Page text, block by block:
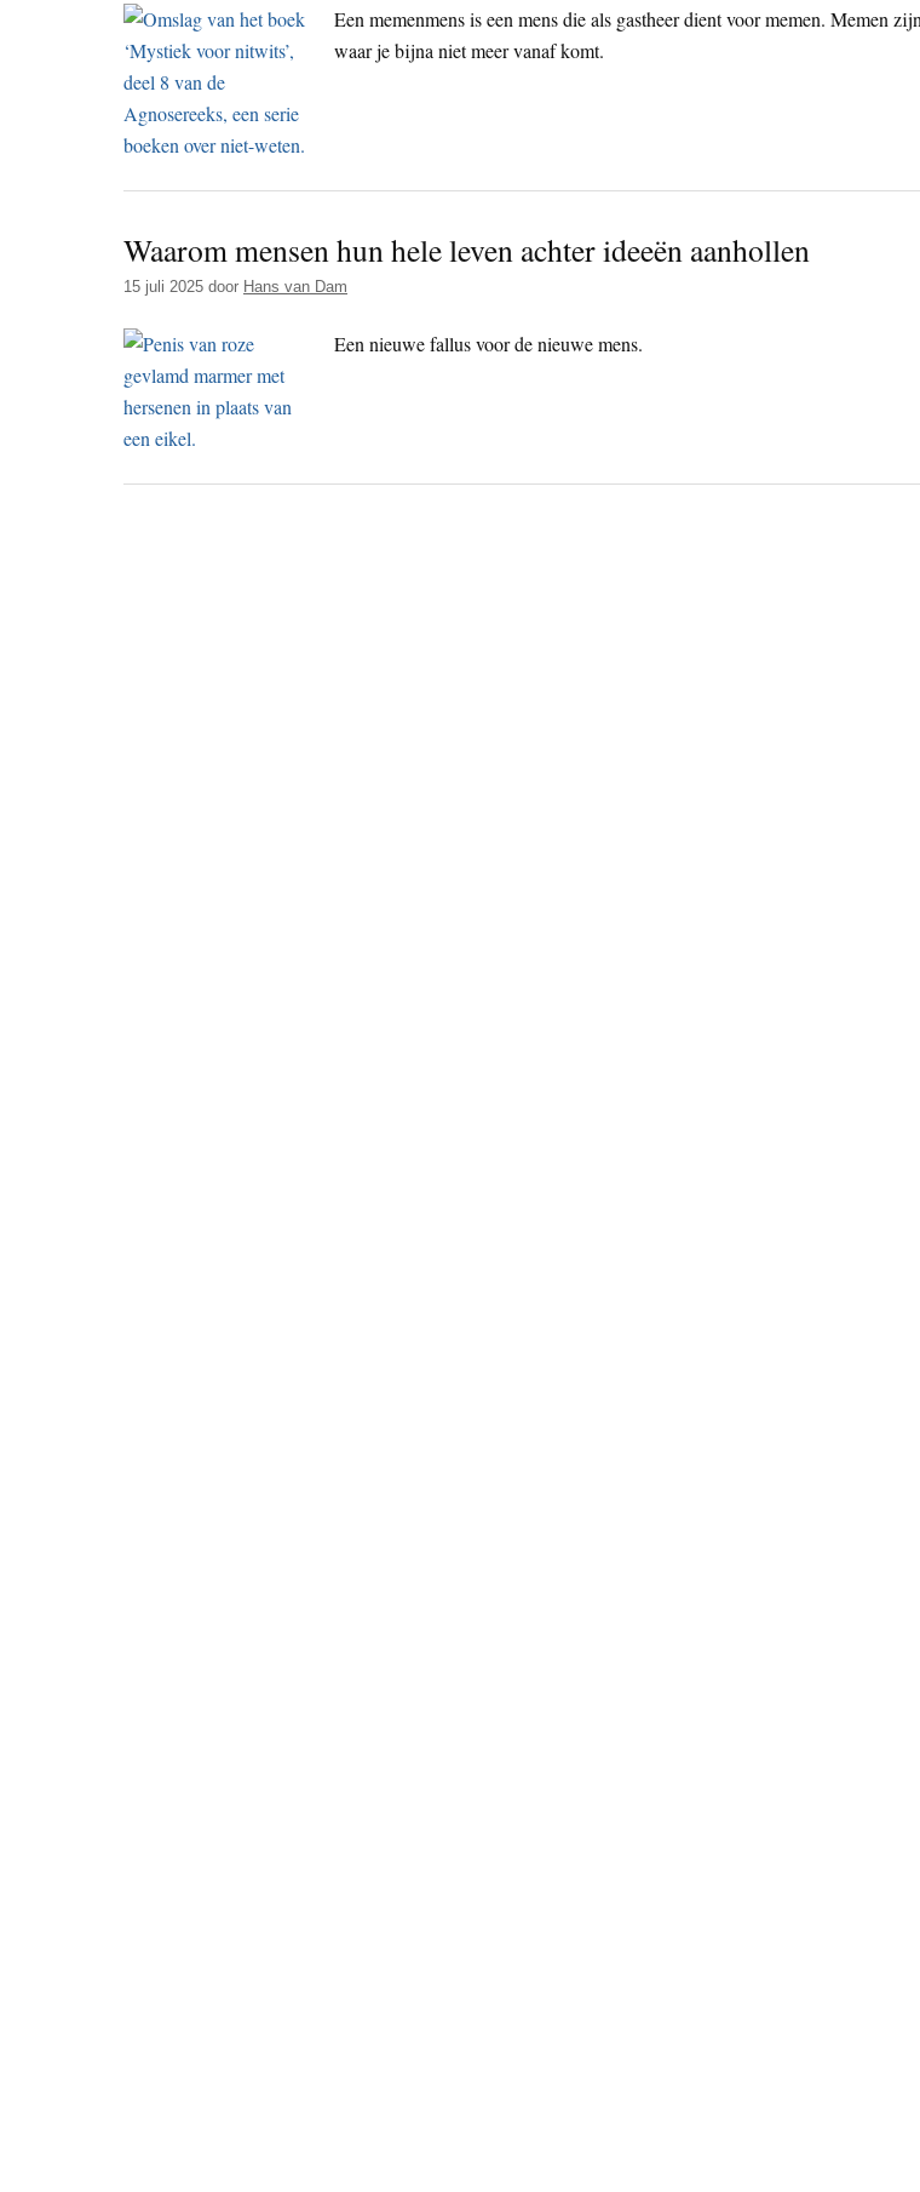
Een memenmens is een mens die als gastheer dient voor memen. Memen
waar je bijna niet meer vanaf komt.
Waarom mensen hun hele leven achter ideeën aanhollen
15 juli 2025 door Hans van Dam
Een nieuwe fallus voor de nieuwe mens.